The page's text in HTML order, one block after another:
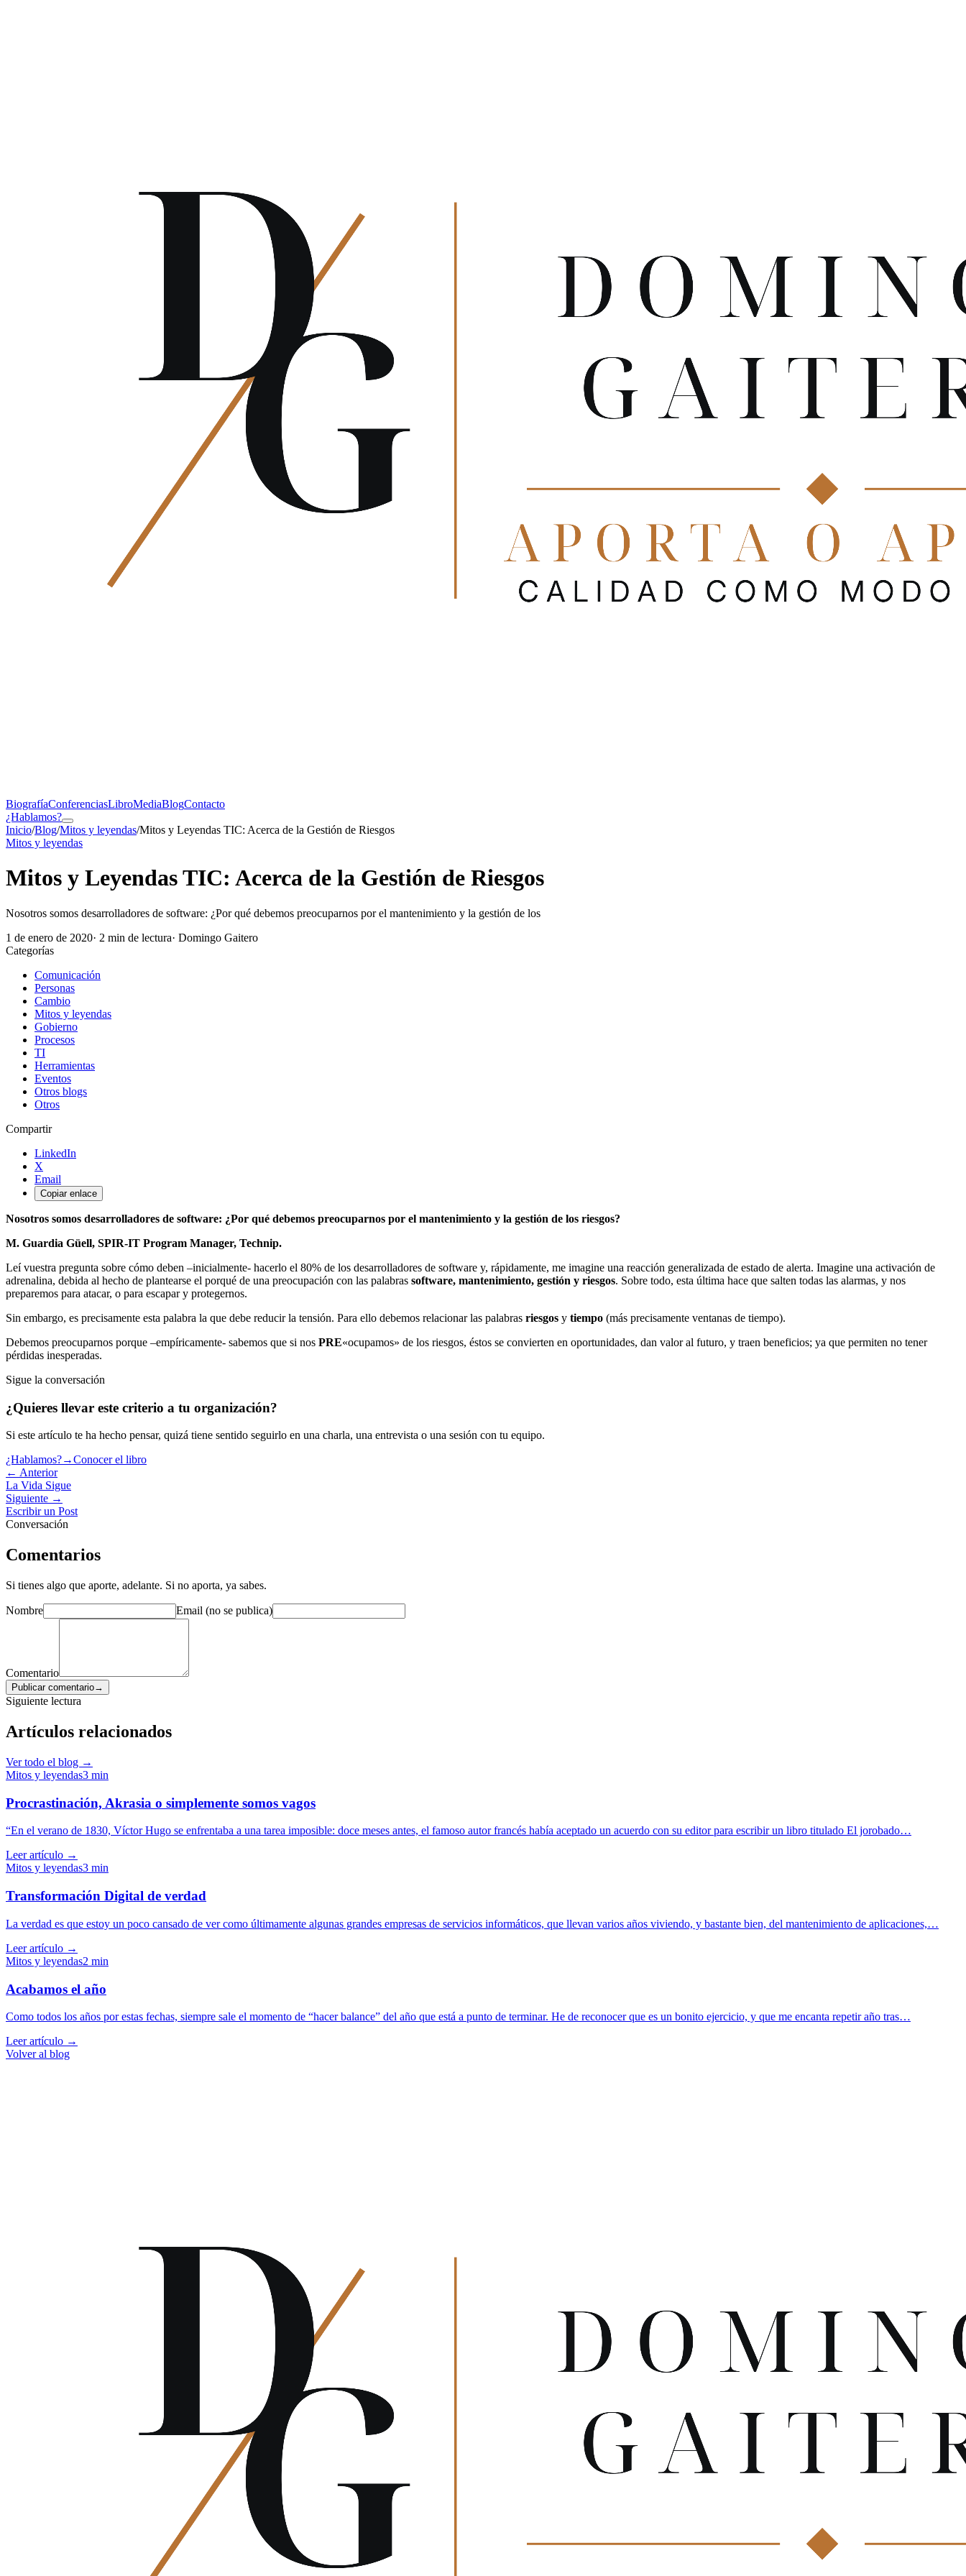
BiografíaConferenciasLibroMediaBlogContacto
¿Hablamos?
Inicio/Blog/Mitos y leyendas/Mitos y Leyendas TIC: Acerca de la Gestión de Riesgos
Mitos y leyendas
Mitos y Leyendas TIC: Acerca de la Gestión de Riesgos
Nosotros somos desarrolladores de software: ¿Por qué debemos preocuparnos por el mantenimiento y la gestión de los
1 de enero de 2020· 2 min de lectura· Domingo Gaitero
Categorías
Comunicación
Personas
Cambio
Mitos y leyendas
Gobierno
Procesos
TI
Herramientas
Eventos
Otros blogs
Otros
Compartir
LinkedIn
X
Email
Copiar enlace
Nosotros somos desarrolladores de software: ¿Por qué debemos preocuparnos por el mantenimiento y la gestión de los riesgos?
M. Guardia Güell, SPIR-IT Program Manager, Technip.
Leí vuestra pregunta sobre cómo deben –inicialmente- hacerlo el 80% de los desarrolladores de software y, rápidamente, me imagine una reacción generalizada de estado de alerta. Imagine una activación de
adrenalina, debida al hecho de plantearse el porqué de una preocupación con las palabras software, mantenimiento, gestión y riesgos. Sobre todo, esta última hace que salten todas las alarmas, y nos
preparemos para atacar, o para escapar y protegernos.
Sin embargo, es precisamente esta palabra la que debe reducir la tensión. Para ello debemos relacionar las palabras riesgos y tiempo (más precisamente ventanas de tiempo).
Debemos preocuparnos porque –empíricamente- sabemos que si nos PRE«ocupamos» de los riesgos, éstos se convierten en oportunidades, dan valor al futuro, y traen beneficios; ya que permiten no tener
pérdidas inesperadas.
Sigue la conversación
¿Quieres llevar este criterio a tu organización?
Si este artículo te ha hecho pensar, quizá tiene sentido seguirlo en una charla, una entrevista o una sesión con tu equipo.
¿Hablamos?→Conocer el libro
← Anterior
La Vida Sigue
Siguiente →
Escribir un Post
Conversación
Comentarios
Si tienes algo que aporte, adelante. Si no aporta, ya sabes.
Nombre Email (no se publica)
Comentario
Publicar comentario→
Siguiente lectura
Artículos relacionados
Ver todo el blog →
Mitos y leyendas3 min
Procrastinación, Akrasia o simplemente somos vagos
“En el verano de 1830, Víctor Hugo se enfrentaba a una tarea imposible: doce meses antes, el famoso autor francés había aceptado un acuerdo con su editor para escribir un libro titulado El jorobado…
Leer artículo →
Mitos y leyendas3 min
Transformación Digital de verdad
La verdad es que estoy un poco cansado de ver como últimamente algunas grandes empresas de servicios informáticos, que llevan varios años viviendo, y bastante bien, del mantenimiento de aplicaciones,…
Leer artículo →
Mitos y leyendas2 min
Acabamos el año
Como todos los años por estas fechas, siempre sale el momento de “hacer balance” del año que está a punto de terminar. He de reconocer que es un bonito ejercicio, y que me encanta repetir año tras…
Leer artículo →
Volver al blog